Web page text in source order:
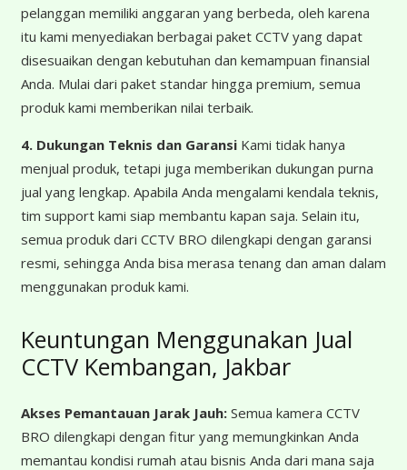
pelanggan memiliki anggaran yang berbeda, oleh karena
itu kami menyediakan berbagai paket CCTV yang dapat
disesuaikan dengan kebutuhan dan kemampuan finansial
Anda. Mulai dari paket standar hingga premium, semua
produk kami memberikan nilai terbaik.
4. Dukungan Teknis dan GaransiKami tidak hanya
menjual produk, tetapi juga memberikan dukungan purna
jual yang lengkap. Apabila Anda mengalami kendala teknis,
tim support kami siap membantu kapan saja. Selain itu,
semua produk dari CCTV BRO dilengkapi dengan garansi
resmi, sehingga Anda bisa merasa tenang dan aman dalam
menggunakan produk kami.
Keuntungan Menggunakan Jual
CCTV Kembangan, Jakbar
Akses Pemantauan Jarak Jauh:Semua kamera CCTV
BRO dilengkapi dengan fitur yang memungkinkan Anda
memantau kondisi rumah atau bisnis Anda dari mana saja